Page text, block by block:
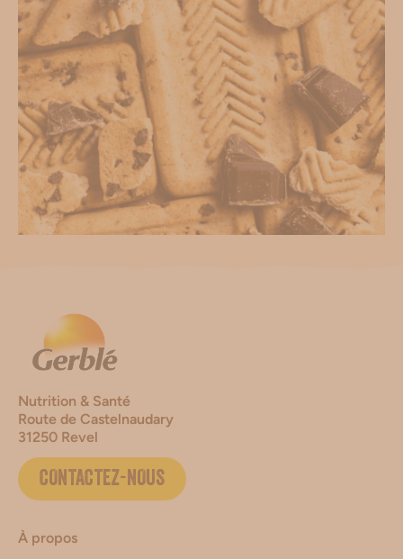
Nutrition & Santé
Route de Castelnaudary
31250 Revel
CONTACTEZ-NOUS
À propos